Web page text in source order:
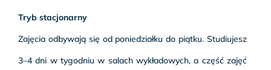
Tryb stacjonarny
Zajęcia odbywają się od poniedziałku do piątku. Studiujesz
3–4 dni w tygodniu w salach wykładowych, a część zajęć